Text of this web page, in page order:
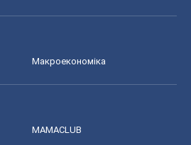
Макроекономіка
MAMACLUB